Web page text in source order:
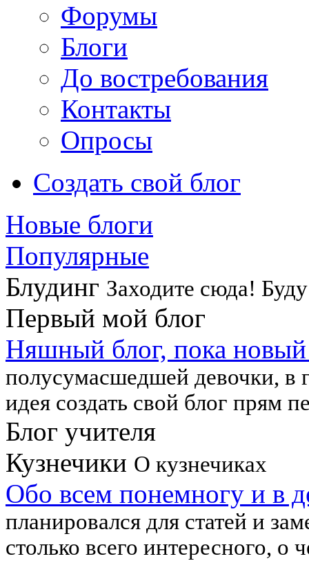
Форумы
Блоги
До востребования
Контакты
Опросы
Создать свой блог
Новые блоги
Популярные
Блудинг Заходите сюда!
Первый мой блог
Няшный блог, пока
полусумасшедшей девочки, в
идея создать свой блог прям
Блог учителя
Кузнечики О кузнечиках
Обо всем понемногу и в
планировался для статей и
столько всего интересного, о